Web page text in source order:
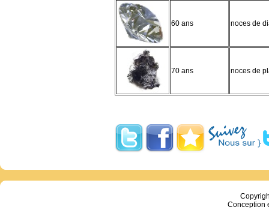
60 ans noces de
70 ans noces de
Conception